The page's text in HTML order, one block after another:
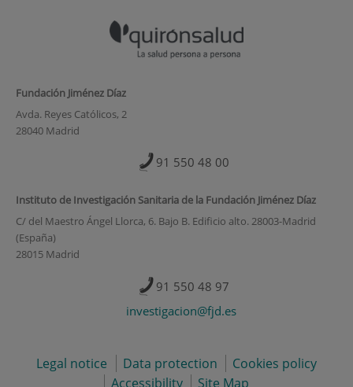
Fundación Jiménez Díaz
Avda. Reyes Católicos, 2
28040 Madrid
91 550 48 00
Instituto de Investigación Sanitaria de la Fundación Jiménez Díaz
C/ del Maestro Ángel Llorca, 6. Bajo B. Edificio alto. 28003-Madrid
(España)
28015 Madrid
91 550 48 97
investigacion@fjd.es
Legal notice Data protection
Cookies policy
Accessibility
Site Map